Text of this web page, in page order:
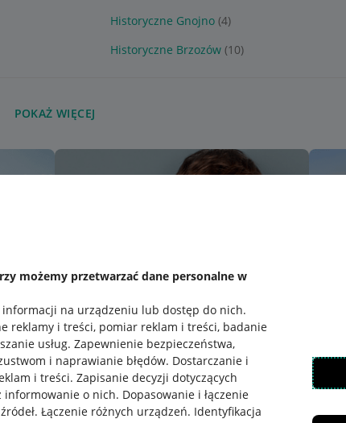
możemy przetwarzać dane personalne w
informacji na urządzeniu lub dostęp do nich.
reklamy i treści, pomiar reklam i treści, badanie
usług. Zapewnienie bezpieczeństwa,
i naprawianie błędów. Dostarczanie i
i treści. Zapisanie decyzji dotyczących
informowanie o nich. Dopasowanie i łączenie
. Łączenie różnych urządzeń. Identyfikacja
Historyczne Gnojno (4)
Historyczne Brzozów (10)
POKAŻ WIĘCEJ